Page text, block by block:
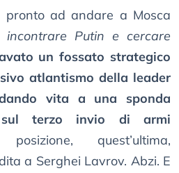
pronto ad andare a Mosca
Putin e cercare
un fossato strategico
atlantismo della leader
vita a una sponda
terzo invio di armi
quest’ultima,
a Serghei Lavrov. Abzi. E